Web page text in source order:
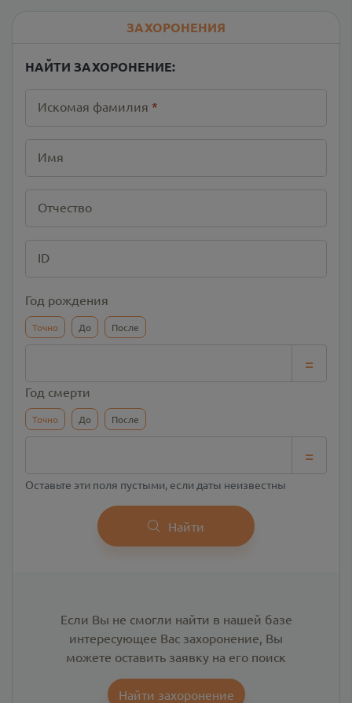
ЗАХОРОНЕНИЯ
НАЙТИ ЗАХОРОНЕНИЕ:
Искомая фамилия *
Имя
Отчество
ID
Год рождения
Точно До После
=
Год смерти
Точно До После
=
Оставьте эти поля пустыми, если даты неизвестны
Найти
Если Вы не смогли найти в нашей базе
интересующее Вас захоронение, Вы
можете оставить заявку на его поиск
Найти захоронение